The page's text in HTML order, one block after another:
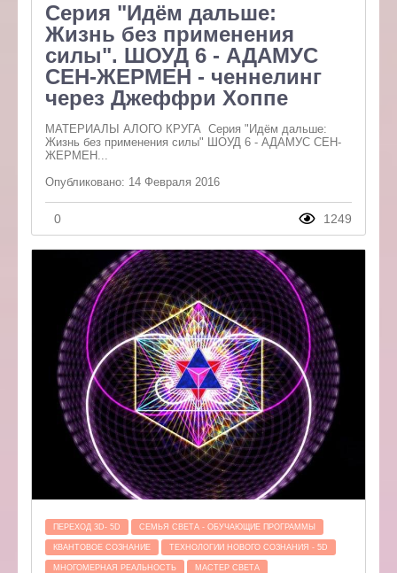
Серия "Идём дальше:
Жизнь без применения
силы". ШОУД 6 - АДАМУС
СЕН-ЖЕРМЕН - ченнелинг
через Джеффри Хоппе
МАТЕРИАЛЫ АЛОГО КРУГА Серия "Идём дальше:
Жизнь без применения силы" ШОУД 6 - АДАМУС СЕН-
ЖЕРМЕН...
Опубликовано: 14 Февраля 2016
0 1249
ПЕРЕХОД 3D- 5D СЕМЬЯ СВЕТА - ОБУЧАЮЩИЕ ПРОГРАММЫ
КВАНТОВОЕ СОЗНАНИЕ ТЕХНОЛОГИИ НОВОГО СОЗНАНИЯ - 5D
МНОГОМЕРНАЯ РЕАЛЬНОСТЬ МАСТЕР СВЕТА